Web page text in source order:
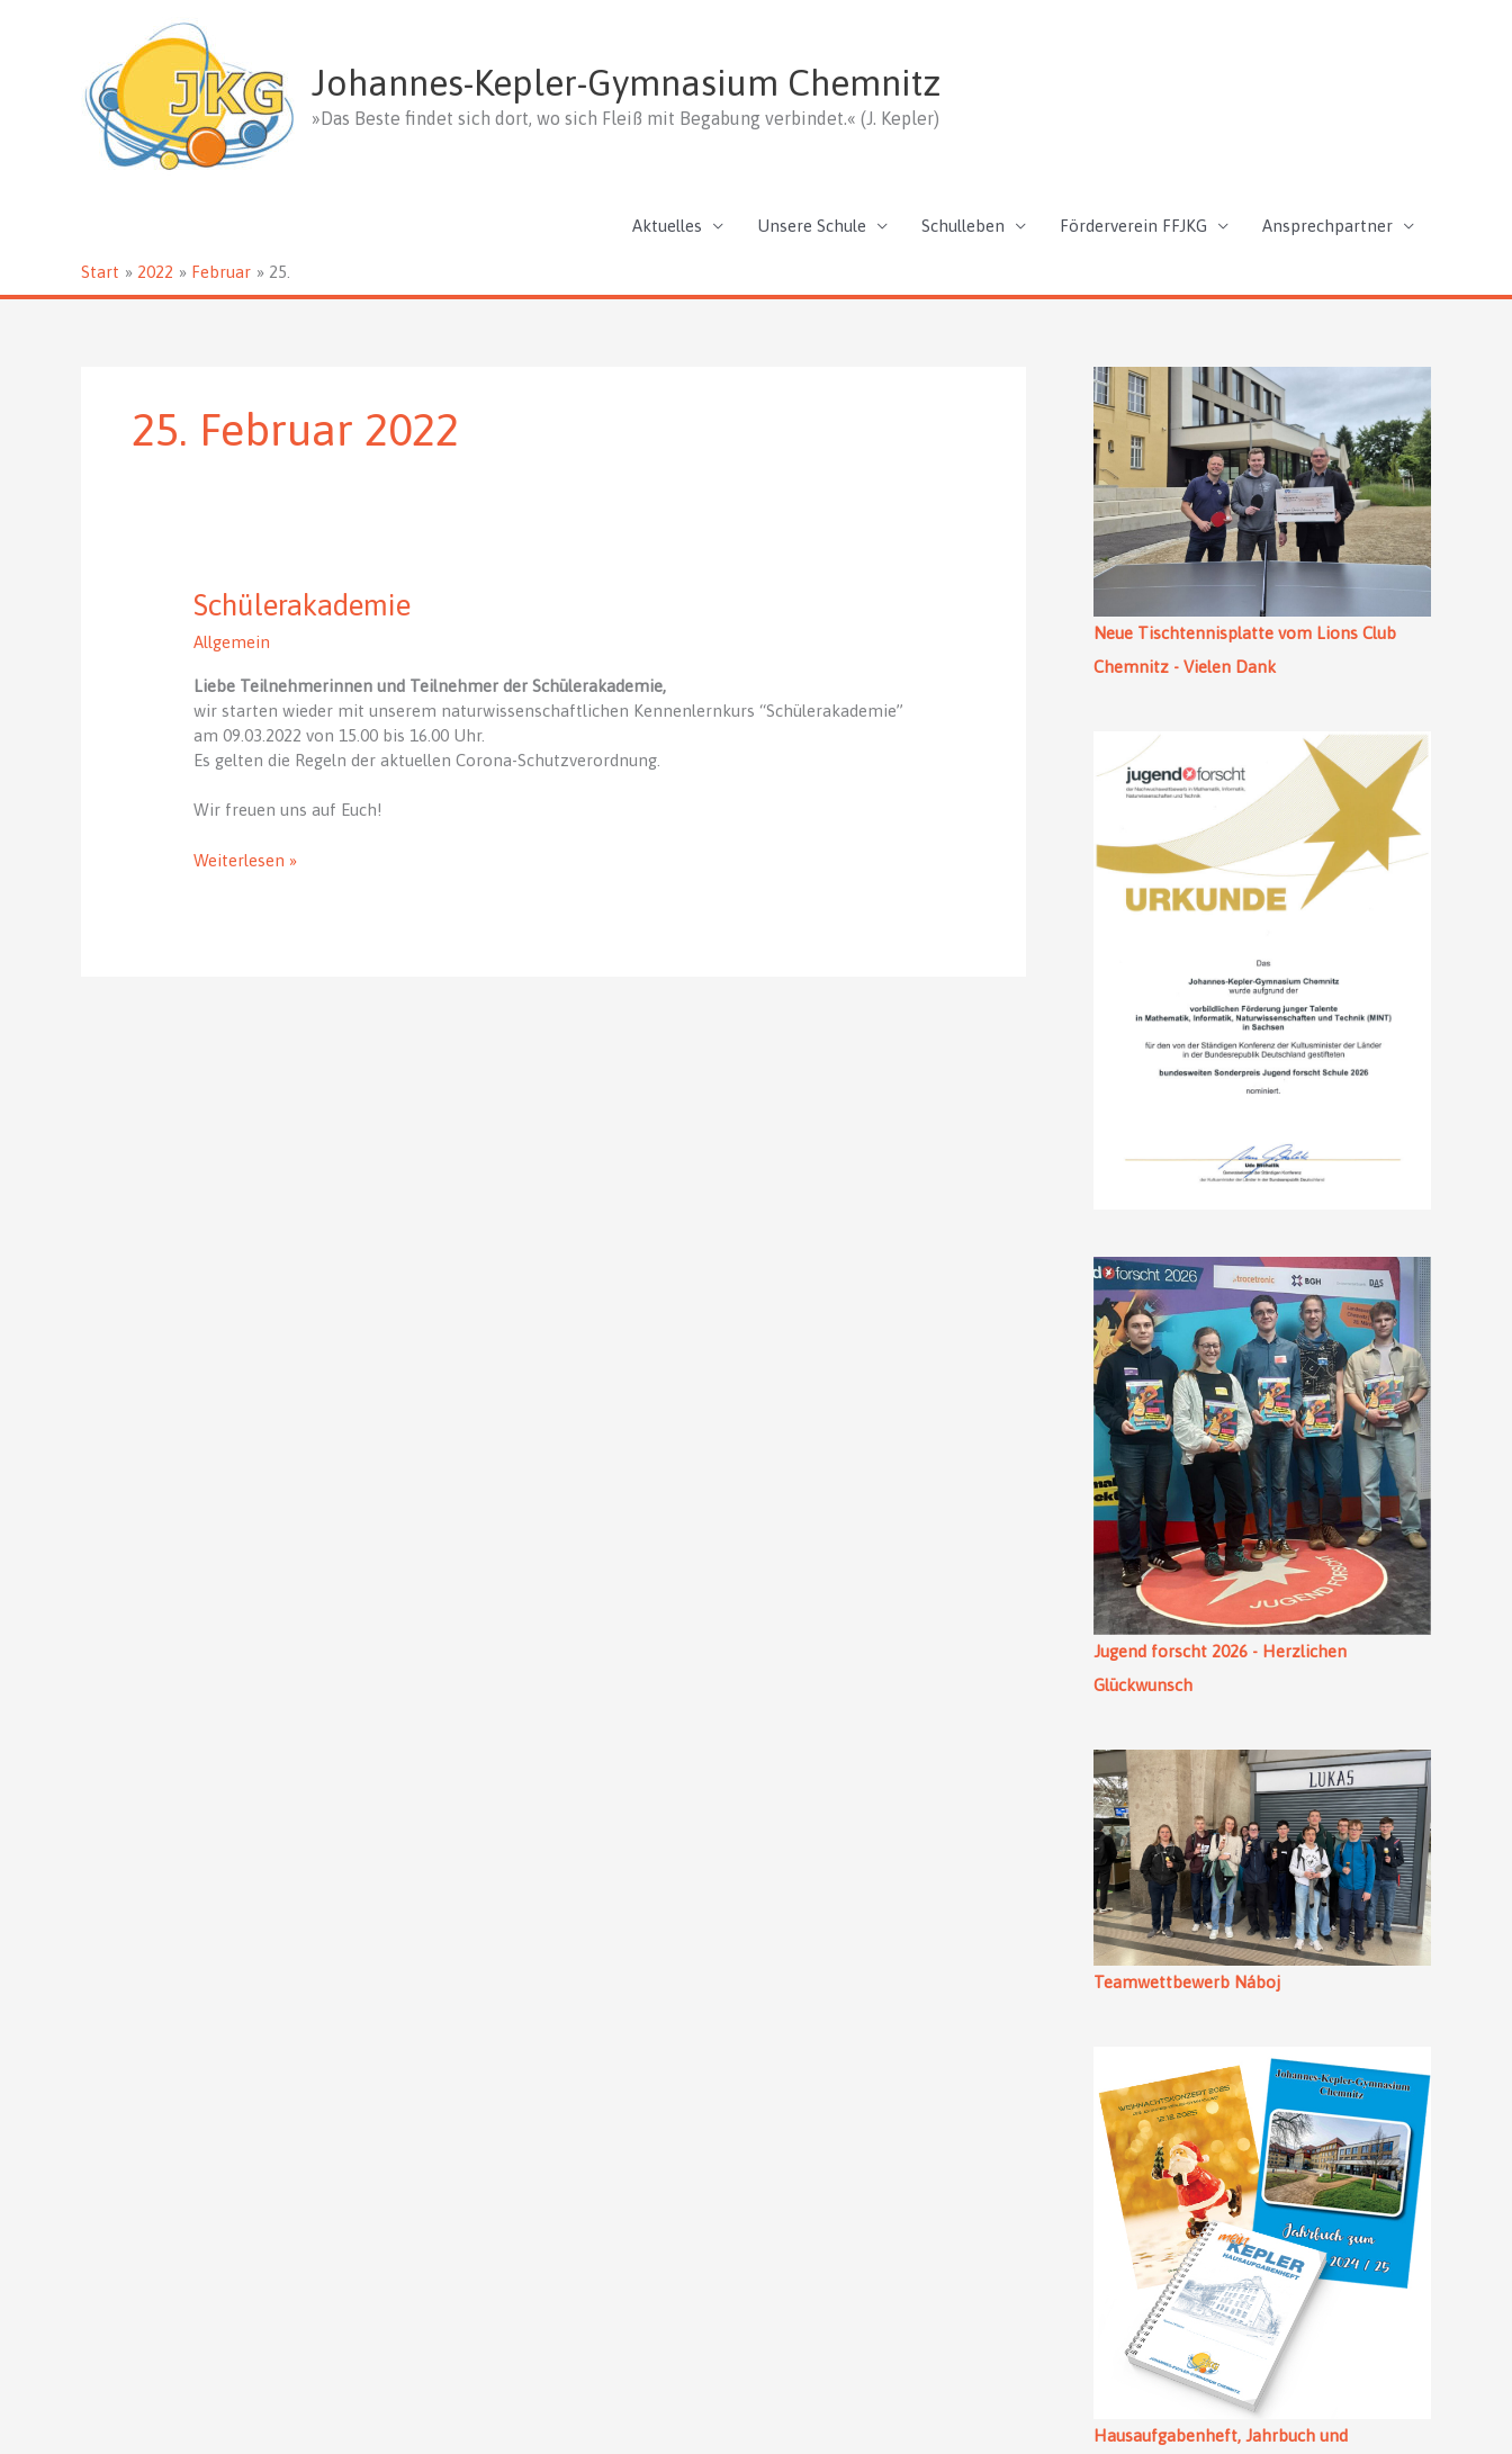
Johannes-Kepler-Gymnasium Chemnitz
»Das Beste findet sich dort, wo sich Fleiß mit Begabung verbindet.« (J. Kepler)
Aktuelles Unsere Schule Schulleben Förderverein FFJKG Ansprechpartner
Start 2022 Februar 25.
25. Februar 2022
Schülerakademie
Allgemein
Liebe Teilnehmerinnen und Teilnehmer der Schülerakademie,
wir starten wieder mit unserem naturwissenschaftlichen Kennenlernkurs “Schülerakademie”
am 09.03.2022 von 15.00 bis 16.00 Uhr.
Es gelten die Regeln der aktuellen Corona-Schutzverordnung.
Wir freuen uns auf Euch!
Schülerakademie
Weiterlesen »
Neue Tischtennisplatte vom Lions Club
Chemnitz - Vielen Dank
Jugend forscht 2026 - Herzlichen
Glückwunsch
Teamwettbewerb Náboj
Hausaufgabenheft, Jahrbuch und